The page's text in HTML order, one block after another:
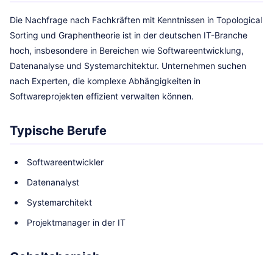
Die Nachfrage nach Fachkräften mit Kenntnissen in Topological
Sorting und Graphentheorie ist in der deutschen IT-Branche
hoch, insbesondere in Bereichen wie Softwareentwicklung,
Datenanalyse und Systemarchitektur. Unternehmen suchen
nach Experten, die komplexe Abhängigkeiten in
Softwareprojekten effizient verwalten können.
Typische Berufe
Softwareentwickler
Datenanalyst
Systemarchitekt
Projektmanager in der IT